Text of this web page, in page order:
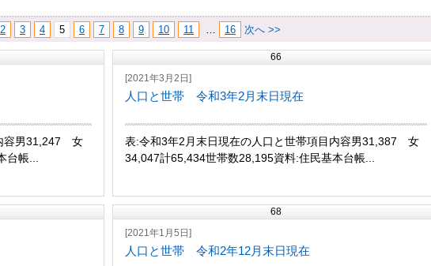
2 3 4 5 6 7 8 9 10 11 … 16 次へ >>
容男31,247 女
台帳...
66
[2021年3月2日]
人口と世帯 令和3年2月末日現在
表:令和3年2月末日現在の人口と世帯項目内容男31,387 女
34,047計65,434世帯数28,195資料:住民基本台帳...
68
[2021年1月5日]
人口と世帯 令和2年12月末日現在